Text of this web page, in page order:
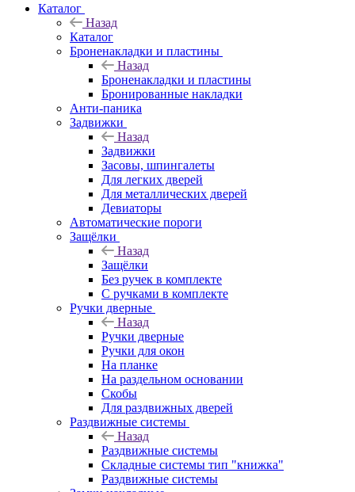
Каталог
Назад
Каталог
Броненакладки и пластины
Назад
Броненакладки и пластины
Бронированные накладки
Анти-паника
Задвижки
Назад
Задвижки
Засовы, шпингалеты
Для легких дверей
Для металлических дверей
Девиаторы
Автоматические пороги
Защёлки
Назад
Защёлки
Без ручек в комплекте
С ручками в комплекте
Ручки дверные
Назад
Ручки дверные
Ручки для окон
На планке
На раздельном основании
Скобы
Для раздвижных дверей
Раздвижные системы
Назад
Раздвижные системы
Складные системы тип "книжка"
Раздвижные системы